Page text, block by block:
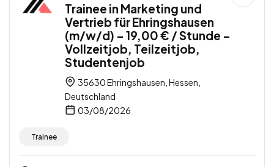
Trainee in Marketing und
Vertrieb für Ehringshausen
(m/w/d) – 19,00 € / Stunde –
Vollzeitjob, Teilzeitjob,
Studentenjob
35630 Ehringshausen, Hessen,
Deutschland
03/08/2026
Trainee